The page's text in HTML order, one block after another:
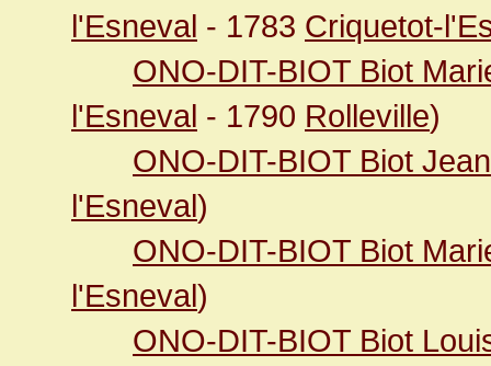
l'Esneval - 1783 Criquetot-
ONO-DIT-BIOT Biot
l'Esneval - 1790 Rolleville)
ONO-DIT-BIOT Biot
l'Esneval)
ONO-DIT-BIOT Biot
l'Esneval)
ONO-DIT-BIOT Biot